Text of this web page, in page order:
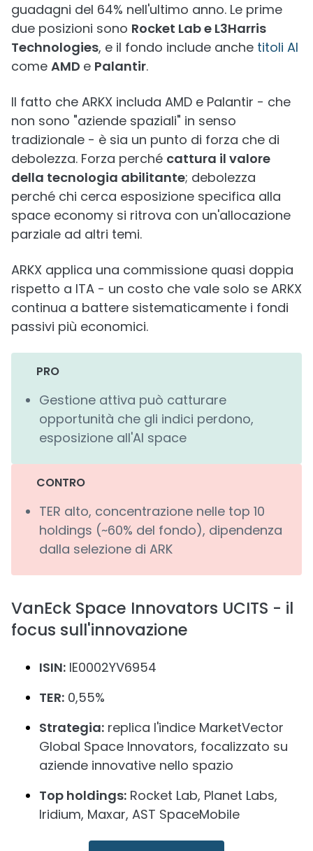
guadagni del 64% nell'ultimo anno. Le prime
due posizioni sono Rocket Lab e L3Harris
Technologies, e il fondo include anche titoli AI
come AMD e Palantir.
Il fatto che ARKX includa AMD e Palantir - che
non sono "aziende spaziali" in senso
tradizionale - è sia un punto di forza che di
debolezza. Forza perché cattura il valore
della tecnologia abilitante; debolezza
perché chi cerca esposizione specifica alla
space economy si ritrova con un'allocazione
parziale ad altri temi.
ARKX applica una commissione quasi doppia
rispetto a ITA - un costo che vale solo se ARKX
continua a battere sistematicamente i fondi
passivi più economici.
PRO
Gestione attiva può catturare
opportunità che gli indici perdono,
esposizione all'AI space
CONTRO
TER alto, concentrazione nelle top 10
holdings (~60% del fondo), dipendenza
dalla selezione di ARK
VanEck Space Innovators UCITS - il
focus sull'innovazione
ISIN: IE0002YV6954
TER: 0,55%
Strategia: replica l'indice MarketVector
Global Space Innovators, focalizzato su
aziende innovative nello spazio
Top holdings: Rocket Lab, Planet Labs,
Iridium, Maxar, AST SpaceMobile